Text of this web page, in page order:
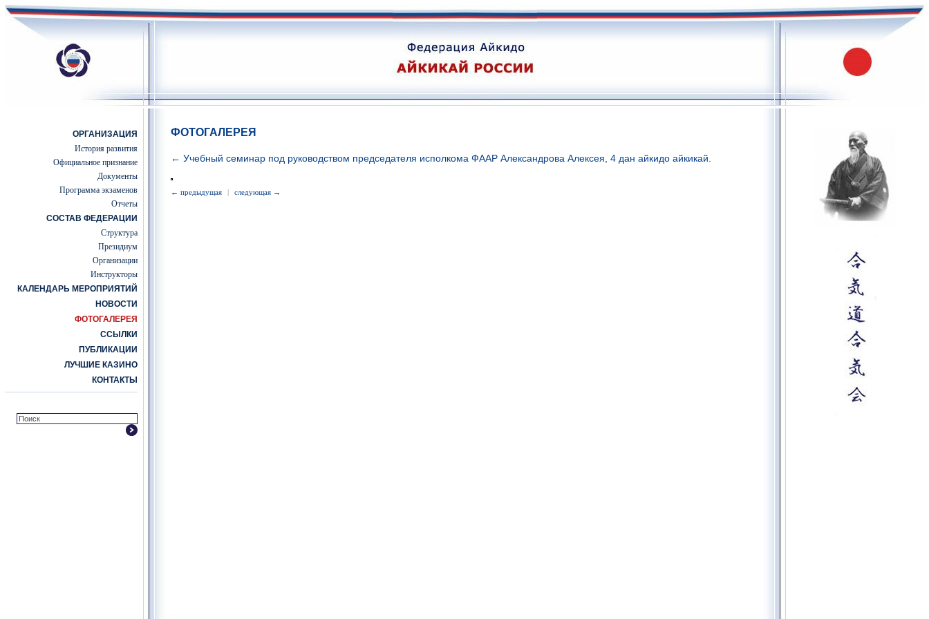
ОРГАНИЗАЦИЯ
История развития
Официальное признание
Документы
Программа экзаменов
Отчеты
СОСТАВ ФЕДЕРАЦИИ
Структура
Президиум
Организации
Инструкторы
КАЛЕНДАРЬ МЕРОПРИЯТИЙ
НОВОСТИ
ФОТОГАЛЕРЕЯ
ССЫЛКИ
ПУБЛИКАЦИИ
ЛУЧШИЕ КАЗИНО
КОНТАКТЫ
ФОТОГАЛЕРЕЯ
← Учебный семинар под руководством председателя исполкома ФААР Александрова Алексея, 4 дан айкидо айкикай.
← предыдущая | следующая →